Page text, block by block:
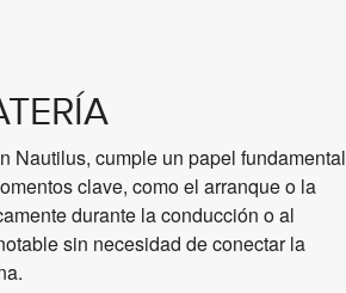
Nautilus, cumple un papel fundamental
clave, como el arranque o la
durante la conducción o al
sin necesidad de conectar la